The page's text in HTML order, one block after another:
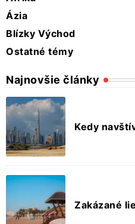
Ázia
Blízky Východ
Ostatné témy
Najnovšie články
Kedy
Zakázané